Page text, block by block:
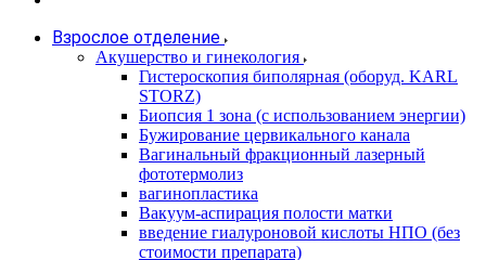
Взрослое отделение
Акушерство и гинекология
Гистероскопия биполярная (оборуд. KARL
STORZ)
Биопсия 1 зона (с использованием энергии)
Бужирование цервикального канала
Вагинальный фракционный лазерный
фототермолиз
вагинопластика
Вакуум-аспирация полости матки
введение гиалуроновой кислоты НПО (без
стоимости препарата)